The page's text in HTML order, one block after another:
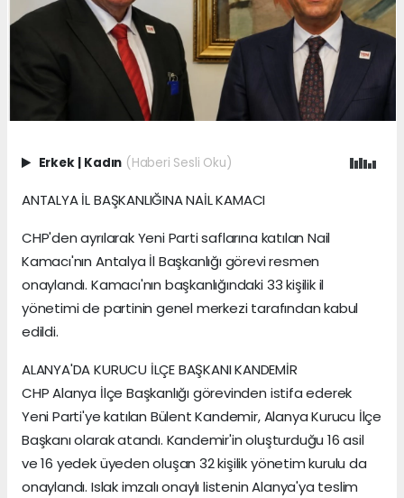
Erkek Kadın (Haberi Sesli Oku)
ANTALYA İL BAŞKANLIĞINA NAİL KAMACI
CHP'den ayrılarak Yeni Parti saflarına katılan Nail
Kamacı'nın Antalya İl Başkanlığı görevi resmen
onaylandı. Kamacı'nın başkanlığındaki 33 kişilik il
yönetimi de partinin genel merkezi tarafından kabul
edildi.
ALANYA'DA KURUCU İLÇE BAŞKANI KANDEMİR
CHP Alanya İlçe Başkanlığı görevinden istifa ederek
Yeni Parti'ye katılan Bülent Kandemir, Alanya Kurucu İlçe
Başkanı olarak atandı. Kandemir'in oluşturduğu 16 asil
ve 16 yedek üyeden oluşan 32 kişilik yönetim kurulu da
onaylandı. Islak imzalı onaylı listenin Alanya'ya teslim